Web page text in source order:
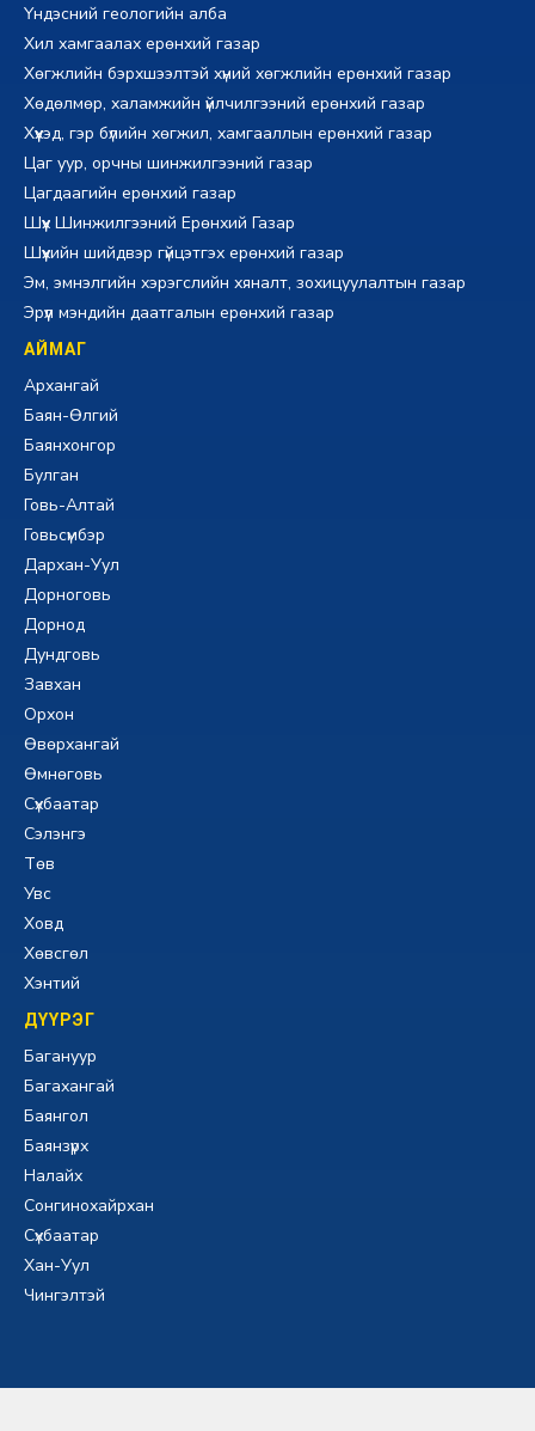
Үндэсний геологийн алба
Хил хамгаалах ерөнхий газар
Хөгжлийн бэрхшээлтэй хүний хөгжлийн ерөнхий газар
Хөдөлмөр, халамжийн үйлчилгээний ерөнхий газар
Хүүхэд, гэр бүлийн хөгжил, хамгааллын ерөнхий газар
Цаг уур, орчны шинжилгээний газар
Цагдаагийн ерөнхий газар
Шүүх Шинжилгээний Ерөнхий Газар
Шүүхийн шийдвэр гүйцэтгэх ерөнхий газар
Эм, эмнэлгийн хэрэгслийн хяналт, зохицуулалтын газар
Эрүүл мэндийн даатгалын ерөнхий газар
АЙМАГ
Архангай
Баян-Өлгий
Баянхонгор
Булган
Говь-Алтай
Говьсүмбэр
Дархан-Уул
Дорноговь
Дорнод
Дундговь
Завхан
Орхон
Өвөрхангай
Өмнөговь
Сүхбаатар
Сэлэнгэ
Төв
Увс
Ховд
Хөвсгөл
Хэнтий
ДҮҮРЭГ
Багануур
Багахангай
Баянгол
Баянзүрх
Налайх
Сонгинохайрхан
Сүхбаатар
Хан-Уул
Чингэлтэй